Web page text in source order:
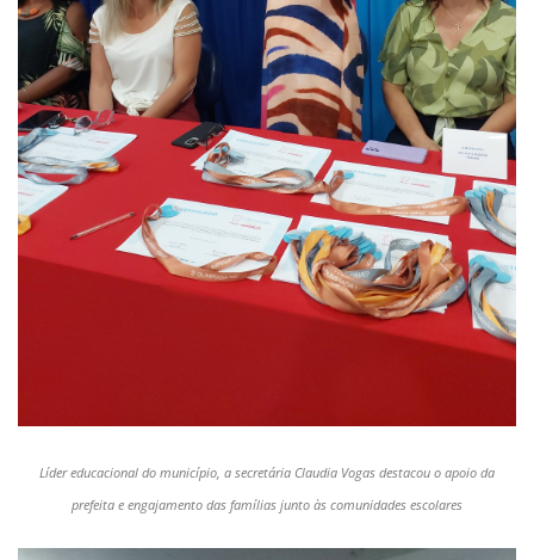
Líder educacional do município, a secretária Claudia Vogas destacou o apoio da
prefeita e engajamento das famílias junto às comunidades escolares